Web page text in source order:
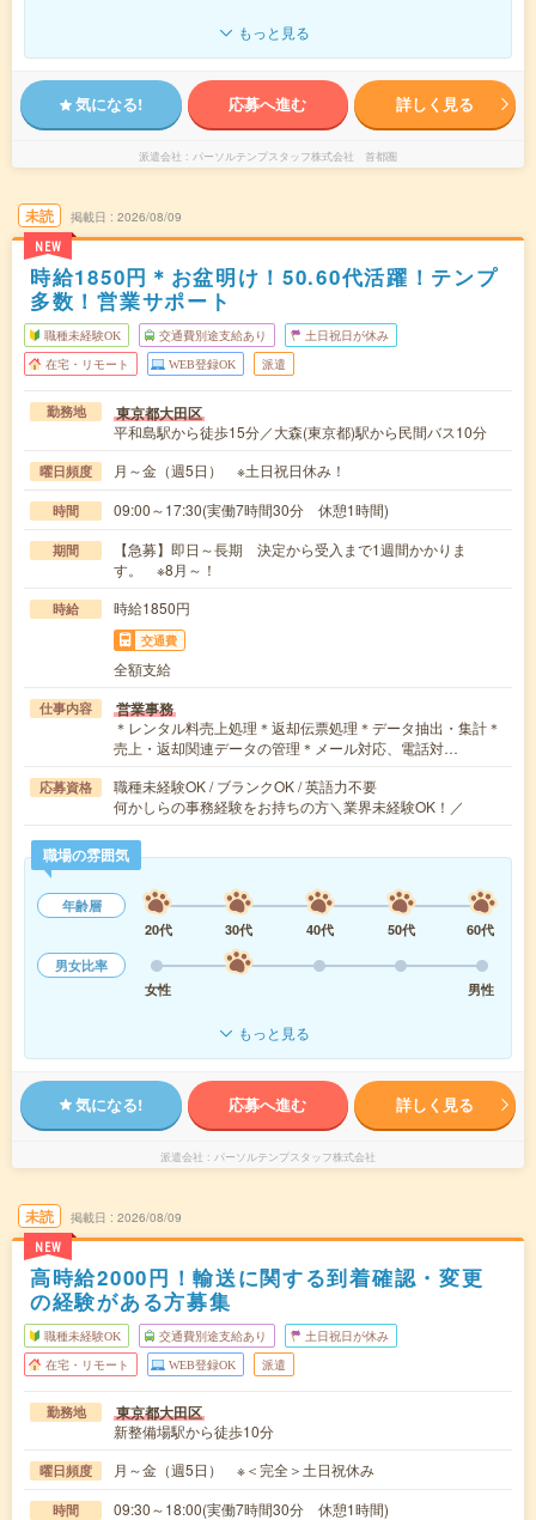
もっと見る
気になる! 応募へ進む 詳しく見る
派遣会社 パーソルテンプスタッフ株式会社 首都圏
未読
NEW
掲載日 2026/08/09
時給1850円＊お盆明け！50.60代活躍！テンプ
多数！営業サポート
職種未経験OK 交通費別途支給あり 土日祝日が休み
在宅・リモート WEB登録OK 派遣
勤務地 東京都大田区
平和島駅から徒歩15分／大森(東京都)駅から民間バス10分
曜日頻度 月～金（週5日） ※土日祝日休み！
時間 09:00～17:30(実働7時間30分 休憩1時間)
期間
【急募】即日～長期 決定から受入まで1週間かかりま
す。 ※8月～！
時給 時給1850円
交通費
全額支給
仕事内容 営業事務
＊レンタル料売上処理＊返却伝票処理＊データ抽出・集計＊
売上・返却関連データの管理＊メール対応、電話対…
応募資格
職種未経験OK / ブランクOK / 英語力不要
何かしらの事務経験をお持ちの方＼業界未経験OK！／
職場の雰囲気
年齢層
20代
30代 40代 50代
60代
男女比率
女性
男性
もっと見る
気になる! 応募へ進む 詳しく見る
派遣会社 パーソルテンプスタッフ株式会社
未読
NEW
掲載日 2026/08/09
高時給2000円！輸送に関する到着確認・変更
の経験がある方募集
職種未経験OK 交通費別途支給あり 土日祝日が休み
在宅・リモート WEB登録OK 派遣
勤務地 東京都大田区
新整備場駅から徒歩10分
曜日頻度 月～金（週5日） ※＜完全＞土日祝休み
時間 09:30～18:00(実働7時間30分 休憩1時間)